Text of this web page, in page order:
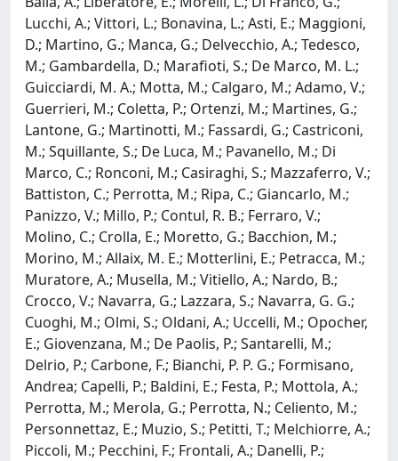
Lucchi, A.; Vittori, L.; Bonavina, L.; Asti, E.; Maggioni,
D.; Martino, G.; Manca, G.; Delvecchio, A.; Tedesco,
M.; Gambardella, D.; Marafioti, S.; De Marco, M. L.;
Guicciardi, M. A.; Motta, M.; Calgaro, M.; Adamo, V.;
Guerrieri, M.; Coletta, P.; Ortenzi, M.; Martines, G.;
Lantone, G.; Martinotti, M.; Fassardi, G.; Castriconi,
M.; Squillante, S.; De Luca, M.; Pavanello, M.; Di
Marco, C.; Ronconi, M.; Casiraghi, S.; Mazzaferro, V.;
Battiston, C.; Perrotta, M.; Ripa, C.; Giancarlo, M.;
Panizzo, V.; Millo, P.; Contul, R. B.; Ferraro, V.;
Molino, C.; Crolla, E.; Moretto, G.; Bacchion, M.;
Morino, M.; Allaix, M. E.; Motterlini, E.; Petracca, M.;
Muratore, A.; Musella, M.; Vitiello, A.; Nardo, B.;
Crocco, V.; Navarra, G.; Lazzara, S.; Navarra, G. G.;
Cuoghi, M.; Olmi, S.; Oldani, A.; Uccelli, M.; Opocher,
E.; Giovenzana, M.; De Paolis, P.; Santarelli, M.;
Delrio, P.; Carbone, F.; Bianchi, P. P. G.; Formisano,
Andrea; Capelli, P.; Baldini, E.; Festa, P.; Mottola, A.;
Perrotta, M.; Merola, G.; Perrotta, N.; Celiento, M.;
Personnettaz, E.; Muzio, S.; Petitti, T.; Melchiorre, A.;
Piccoli, M.; Pecchini, F.; Frontali, A.; Danelli, P.;